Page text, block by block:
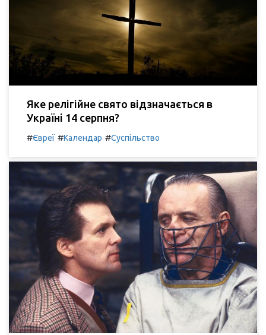
Яке релігійне свято відзначається в
Україні 14 серпня?
#Євреї #Календар #Суспільство